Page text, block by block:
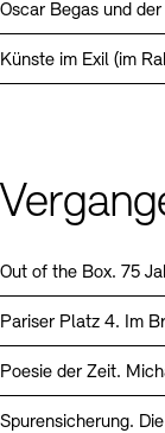
Oscar Begas und
Künste im Exil (im
Out of the Box. 75
Pariser Platz 4. Im
Poesie der Zeit.
Spurensicherung.